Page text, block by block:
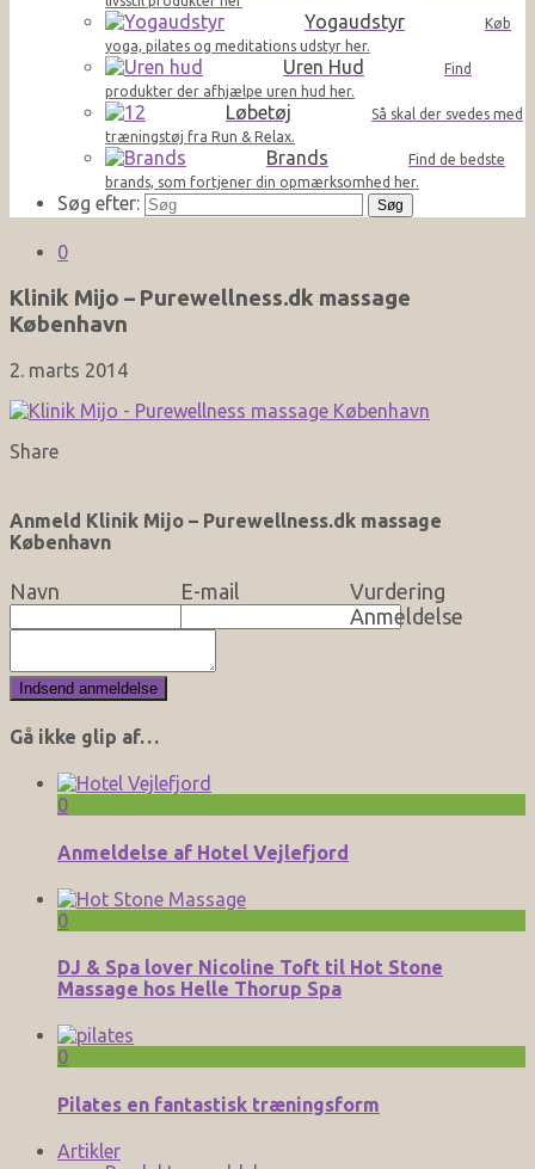
Yogaudstyr
Køb
yoga, pilates og meditations udstyr her.
Uren Hud
Find
produkter der afhjælpe uren hud her.
Løbetøj
Så skal der svedes med
træningstøj fra Run & Relax.
Brands
Find de bedste
brands, som fortjener din opmærksomhed her.
Søg efter:
0
Klinik Mijo – Purewellness.dk massage
København
2. marts 2014
Share
Anmeld Klinik Mijo – Purewellness.dk massage
København
Navn E-mail
Vurdering
Anmeldelse
Gå ikke glip af…
0
Anmeldelse af Hotel Vejlefjord
0
DJ & Spa lover Nicoline Toft til Hot Stone
Massage hos Helle Thorup Spa
0
Pilates en fantastisk træningsform
Artikler